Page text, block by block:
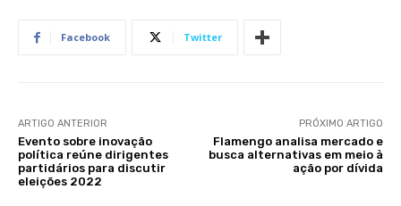
Facebook Twitter
ARTIGO ANTERIOR
Evento sobre inovação
política reúne dirigentes
partidários para discutir
eleições 2022
PRÓXIMO ARTIGO
Flamengo analisa mercado e
busca alternativas em meio à
ação por dívida